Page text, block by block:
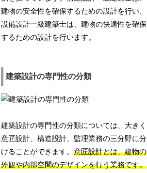
建物の安全性を確保するための設計を行い、
設備設計一級建築士は、建物の快適性を確保
するための設計を行います。
建築設計の専門性の分類
建築設計の専門性の分類については、大きく
意匠設計、構造設計、監理業務の三分野に分
けることができます。意匠設計とは、建物の
外観や内部空間のデザインを行う業務です。